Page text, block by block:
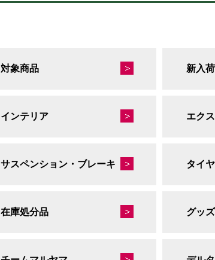
対象商品 新入荷
インテリア エク
サスペンション・ブレーキ タイ
在庫処分品 グッズ